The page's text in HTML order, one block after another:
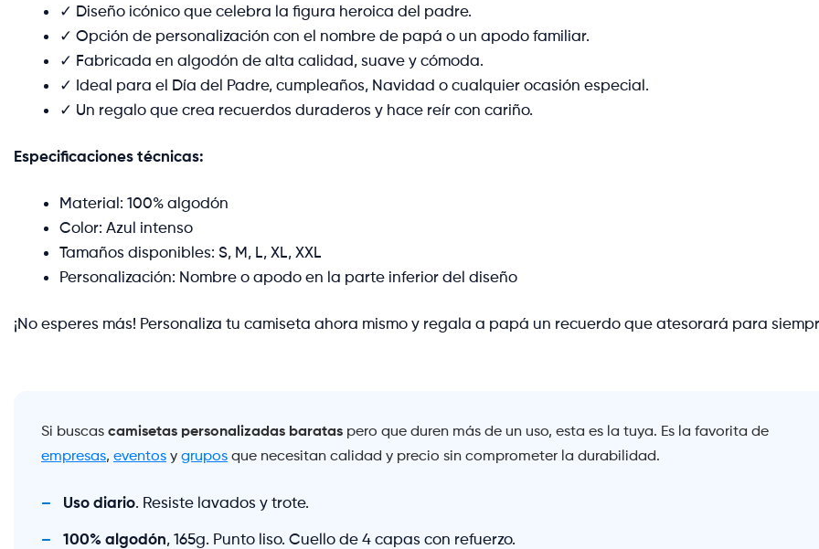
✓ Diseño icónico que celebra la figura heroica del padre.
✓ Opción de personalización con el nombre de papá o un apodo familiar.
✓ Fabricada en algodón de alta calidad, suave y cómoda.
✓ Ideal para el Día del Padre, cumpleaños, Navidad o cualquier ocasión especial.
✓ Un regalo que crea recuerdos duraderos y hace reír con cariño.
Especificaciones técnicas:
Material: 100% algodón
Color: Azul intenso
Tamaños disponibles: S, M, L, XL, XXL
Personalización: Nombre o apodo en la parte inferior del diseño
¡No esperes más! Personaliza tu camiseta ahora mismo y regala a papá un recuerdo que atesorará para
Si buscas camisetas personalizadas baratas pero que duren más de un uso, esta es la tuya. Es la favorita de
empresas, eventos y grupos que necesitan calidad y precio sin comprometer la durabilidad.
Uso diario. Resiste lavados y trote.
100% algodón, 165g. Punto liso. Cuello de 4 capas con refuerzo.